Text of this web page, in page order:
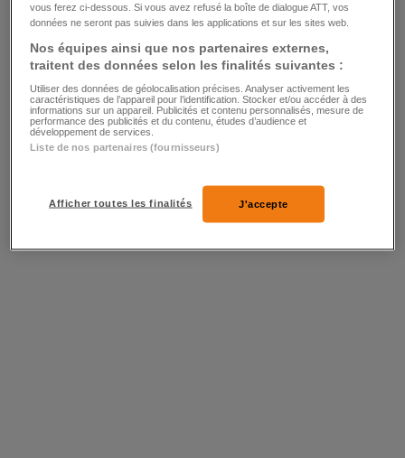
21 22 23 24 25 26 27 28
vous ferez ci-dessous. Si vous avez refusé la boîte de dialogue ATT, vos
données ne seront pas suivies dans les applications et sur les sites web.
Nos équipes ainsi que nos partenaires externes,
traitent des données selon les finalités suivantes :
Utiliser des données de géolocalisation précises. Analyser activement les
caractéristiques de l’appareil pour l’identification. Stocker et/ou accéder à des
informations sur un appareil. Publicités et contenu personnalisés, mesure de
performance des publicités et du contenu, études d’audience et
développement de services.
Liste de nos partenaires (fournisseurs)
Afficher toutes les finalités J'accepte